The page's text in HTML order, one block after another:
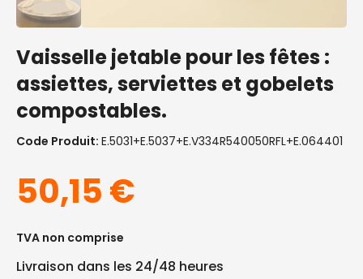
Vaisselle jetable pour les fêtes :
assiettes, serviettes et gobelets
compostables.
Code Produit: E.5031+E.5037+E.V334R540050RFL+E.064401
50,15€
TVA non comprise
Livraison dans les 24/48 heures